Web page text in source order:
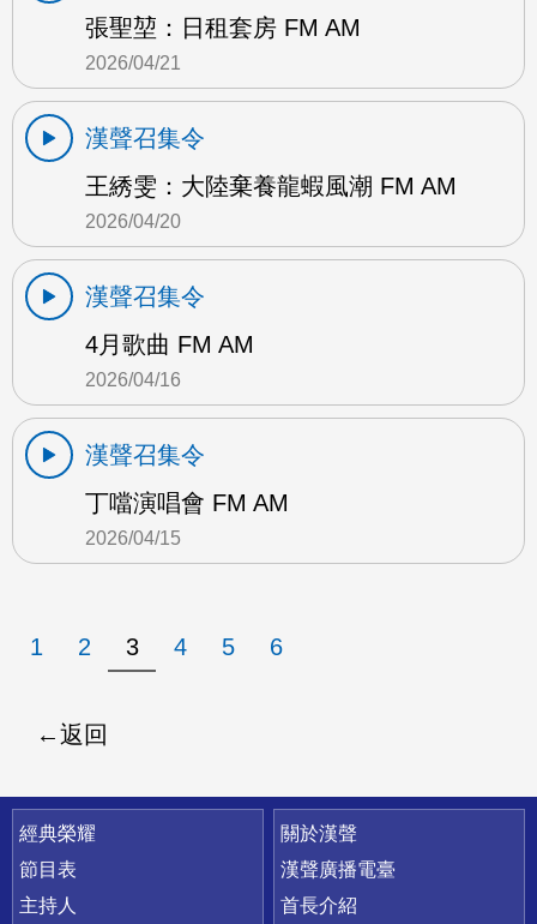
張聖堃：日租套房 FM AM
2026/04/21
漢聲召集令
王綉雯：大陸棄養龍蝦風潮 FM AM
2026/04/20
漢聲召集令
4月歌曲 FM AM
2026/04/16
漢聲召集令
丁噹演唱會 FM AM
2026/04/15
1 2 3 4 5 6
返回
快速連結
經典榮耀
節目表
主持人
關於漢聲
漢聲廣播電臺
首長介紹